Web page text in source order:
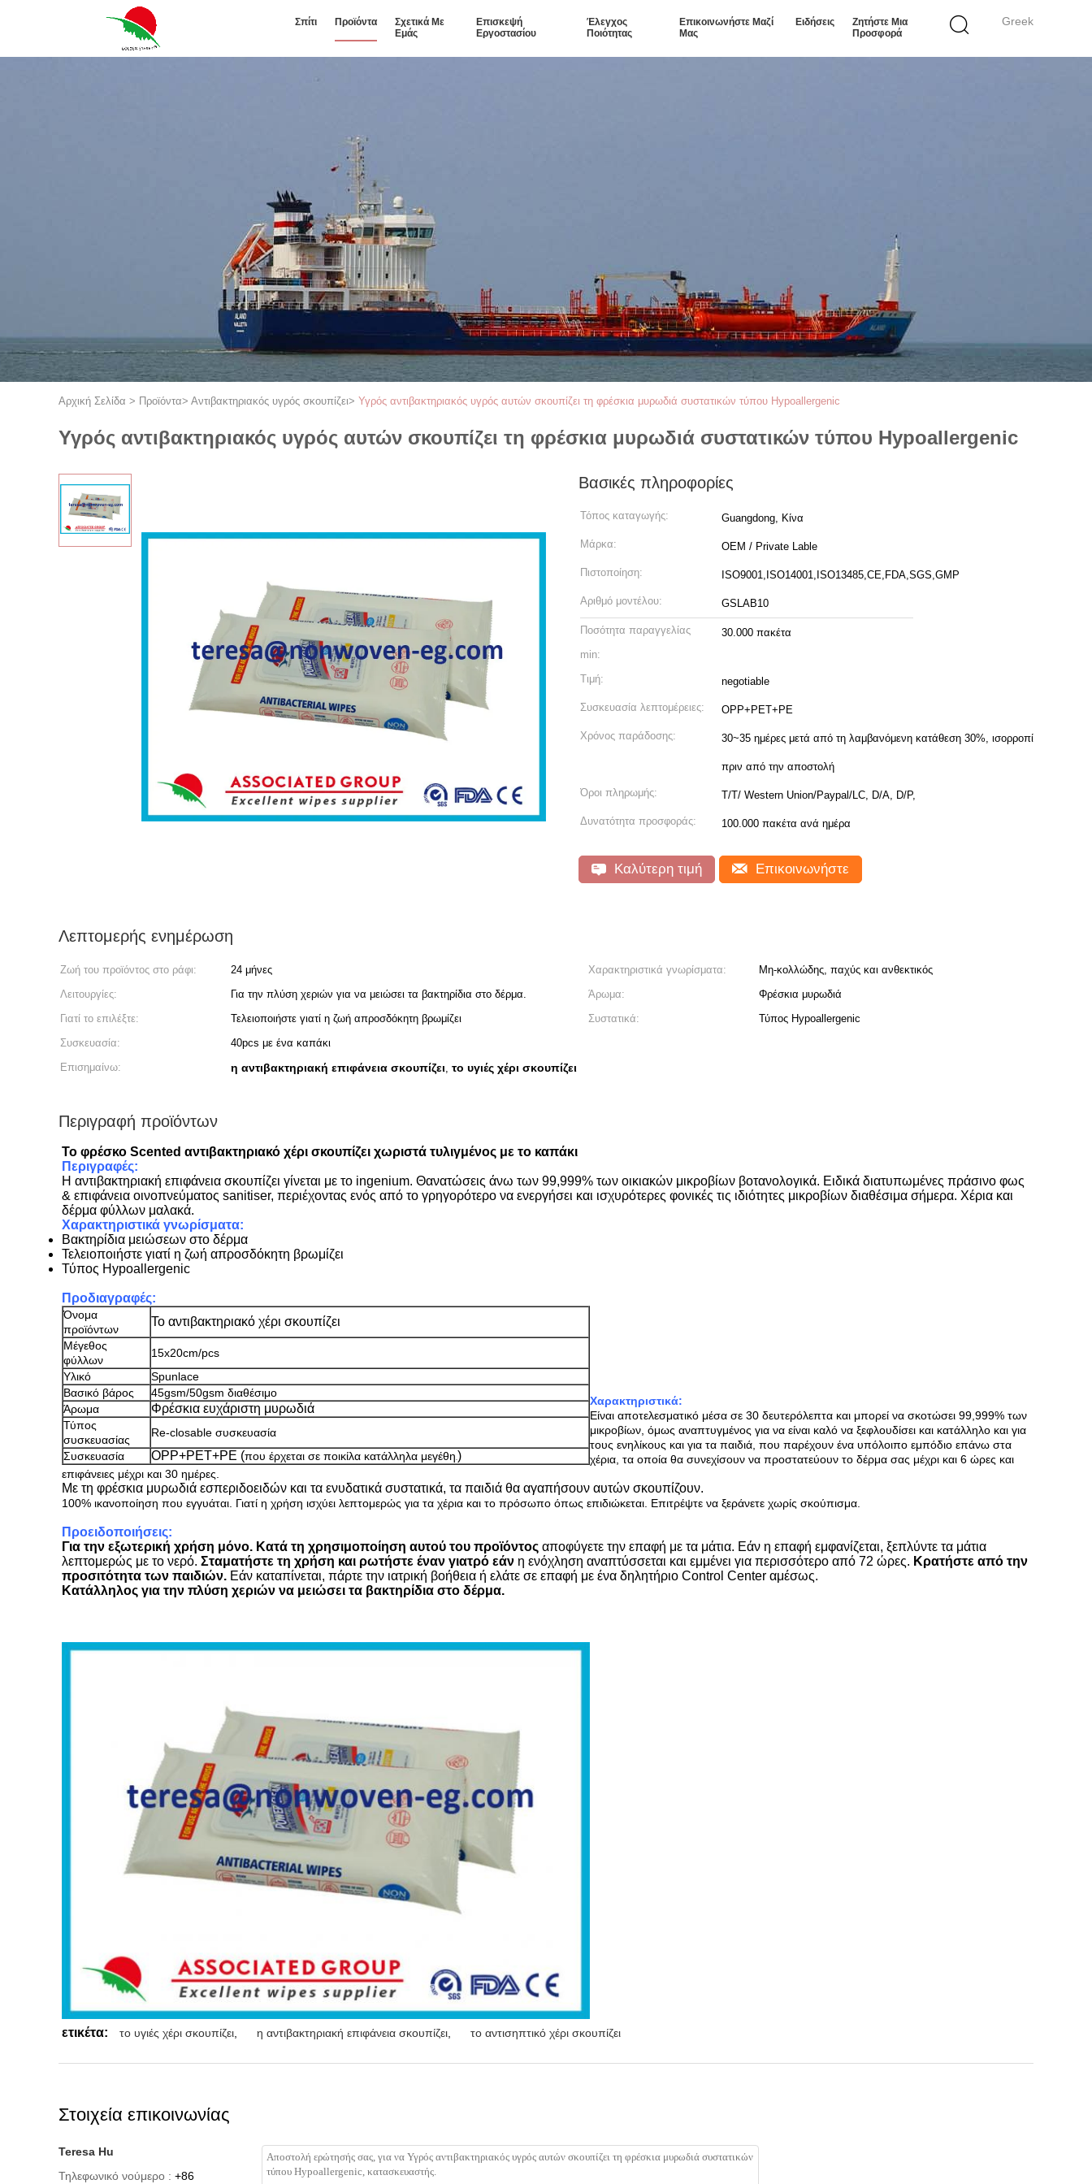
Greek
Σπίτι Προϊόντα
Σχετικά Με
Εμάς
Επισκεψή
Εργοστασίου
Έλεγχος
Ποιότητας
Επικοινωνήστε Μαζί
Μας
Ειδήσεις
Ζητήστε Μια
Προσφορά
Αρχική Σελίδα > Προϊόντα> Αντιβακτηριακός υγρός σκουπίζει> Υγρός αντιβακτηριακός υγρός αυτών σκουπίζει τη φρέσκια μυρωδιά συστατικών τύπου Hypoallergenic
Υγρός αντιβακτηριακός υγρός αυτών σκουπίζει τη φρέσκια μυρωδιά συστατικών τύπου Hypoallergenic
Βασικές πληροφορίες
Τόπος καταγωγής: Guangdong, Κίνα
Μάρκα: OEM / Private Lable
Πιστοποίηση: ISO9001,ISO14001,ISO13485,CE,FDA,SGS,GMP
Αριθμό μοντέλου: GSLAB10
Ποσότητα παραγγελίας
min:
30.000 πακέτα
Τιμή: negotiable
Συσκευασία λεπτομέρειες: OPP+PET+PE
Χρόνος παράδοσης: 30~35 ημέρες μετά από τη λαμβανόμενη κατάθεση 30%, ισορροπία
πριν από την αποστολή
Όροι πληρωμής: T/T/ Western Union/Paypal/LC, D/A, D/P,
Δυνατότητα προσφοράς: 100.000 πακέτα ανά ημέρα
Καλύτερη τιμή Επικοινωνήστε
Λεπτομερής ενημέρωση
Ζωή του προϊόντος στο ράφι: 24 μήνες Χαρακτηριστικά γνωρίσματα:
Μη-κολλώδης, παχύς και ανθεκτικός
Λειτουργίες:
Για την πλύση χεριών για να μειώσει τα βακτηρίδια στο δέρμα. Άρωμα:
Φρέσκια μυρωδιά
Γιατί το επιλέξτε:
Τελειοποιήστε γιατί η ζωή απροσδόκητη βρωμίζει Συστατικά:
Τύπος Hypoallergenic
Συσκευασία:
40pcs με ένα καπάκι
Επισημαίνω:
η αντιβακτηριακή επιφάνεια σκουπίζει, το υγιές χέρι σκουπίζει
Περιγραφή προϊόντων
Το φρέσκο Scented αντιβακτηριακό χέρι σκουπίζει χωριστά τυλιγμένος με το καπάκι
Περιγραφές:
Η αντιβακτηριακή επιφάνεια σκουπίζει γίνεται με το ingenium. Θανατώσεις άνω των 99,999% των οικιακών μικροβίων βοτανολογικά. Ειδικά διατυπωμένες πράσινο φως
& επιφάνεια οινοπνεύματος sanitiser, περιέχοντας ενός από το γρηγορότερο να ενεργήσει και ισχυρότερες φονικές τις ιδιότητες μικροβίων διαθέσιμα σήμερα. Χέρια και
δέρμα φύλλων μαλακά.
Χαρακτηριστικά γνωρίσματα:
Βακτηρίδια μειώσεων στο δέρμα
Τελειοποιήστε γιατί η ζωή απροσδόκητη βρωμίζει
Τύπος Hypoallergenic
Προδιαγραφές:
Όνομα
προϊόντων
Το αντιβακτηριακό χέρι σκουπίζει
Μέγεθος
φύλλων
15x20cm/pcs
Υλικό
Spunlace
Βασικό βάρος
45gsm/50gsm διαθέσιμο
Άρωμα
Φρέσκια ευχάριστη μυρωδιά
Τύπος
συσκευασίας
Re-closable συσκευασία
Συσκευασία
OPP+PET+PE (που έρχεται σε ποικίλα κατάλληλα μεγέθη.)
Χαρακτηριστικά:
Είναι αποτελεσματικό μέσα σε 30 δευτερόλεπτα και μπορεί να σκοτώσει 99,999% των
μικροβίων, όμως αναπτυγμένος για να είναι καλό να ξεφλουδίσει και κατάλληλο και για
τους ενηλίκους και για τα παιδιά, που παρέχουν ένα υπόλοιπο εμπόδιο επάνω στα
χέρια, τα οποία θα συνεχίσουν να προστατεύουν το δέρμα σας μέχρι και 6 ώρες και
επιφάνειες μέχρι και 30 ημέρες.
Με τη φρέσκια μυρωδιά εσπεριδοειδών και τα ενυδατικά συστατικά, τα παιδιά θα αγαπήσουν αυτών σκουπίζουν.
100% ικανοποίηση που εγγυάται. Γιατί η χρήση ισχύει λεπτομερώς για τα χέρια και το πρόσωπο όπως επιδιώκεται. Επιτρέψτε να ξεράνετε χωρίς σκούπισμα.
Προειδοποιήσεις:
Για την εξωτερική χρήση μόνο. Κατά τη χρησιμοποίηση αυτού του προϊόντος αποφύγετε την επαφή με τα μάτια. Εάν η επαφή εμφανίζεται, ξεπλύντε τα μάτια
λεπτομερώς με το νερό. Σταματήστε τη χρήση και ρωτήστε έναν γιατρό εάν η ενόχληση αναπτύσσεται και εμμένει για περισσότερο από 72 ώρες. Κρατήστε από την
προσιτότητα των παιδιών. Εάν καταπίνεται, πάρτε την ιατρική βοήθεια ή ελάτε σε επαφή με ένα δηλητήριο Control Center αμέσως.
Κατάλληλος για την πλύση χεριών να μειώσει τα βακτηρίδια στο δέρμα.
ετικέτα: το υγιές χέρι σκουπίζει η αντιβακτηριακή επιφάνεια σκουπίζει το αντισηπτικό χέρι σκουπίζει
Στοιχεία επικοινωνίας
Teresa Hu
Τηλεφωνικό νούμερο : +86